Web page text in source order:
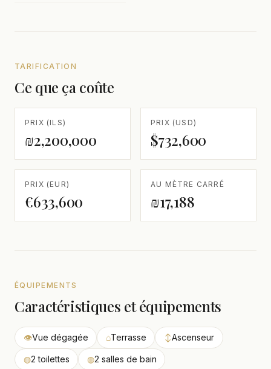
TARIFICATION
Ce que ça coûte
PRIX (ILS)
₪2,200,000
PRIX (USD)
$732,600
PRIX (EUR)
€633,600
AU MÈTRE CARRÉ
₪17,188
ÉQUIPEMENTS
Caractéristiques et équipements
👁Vue dégagée ⌂Terrasse ↕Ascenseur
◍2 toilettes ◍2 salles de bain